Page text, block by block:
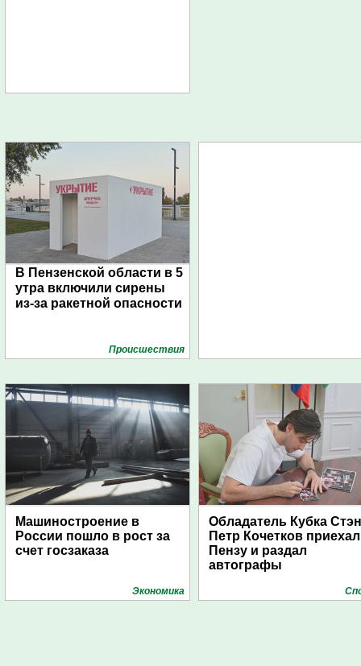
В Пензенской области в 5
утра включили сирены
из-за ракетной опасности
Проиcшествия
Машиностроение в
России пошло в рост за
счет госзаказа
Экономика
Обладатель Кубка
Петр Кочетков
Пензу и раздал
автографы